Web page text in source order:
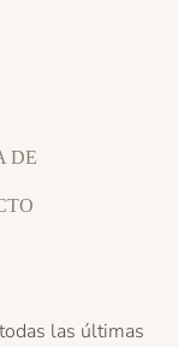
DE
las últimas